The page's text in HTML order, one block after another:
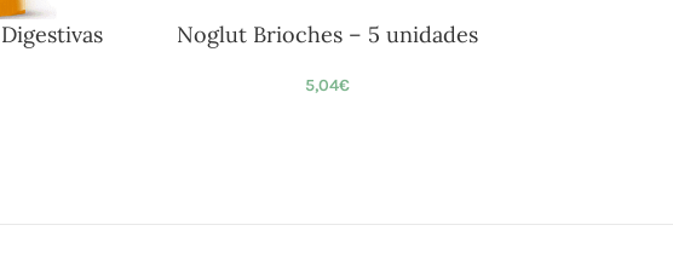
Noglut Brioches – 5 unidades
5,04€